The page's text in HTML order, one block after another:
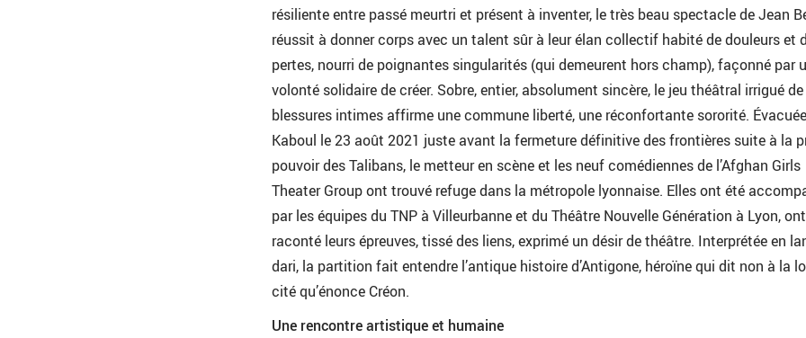
résiliente entre passé meurtri et présent à inventer, le très beau spectacle de Jean
réussit à donner corps avec un talent sûr à leur élan collectif habité de douleurs et
pertes, nourri de poignantes singularités (qui demeurent hors champ), façonné par
volonté solidaire de créer. Sobre, entier, absolument sincère, le jeu théâtral irrigué de
blessures intimes affirme une commune liberté, une réconfortante sororité.
Kaboul le 23 août 2021 juste avant la fermeture définitive des frontières suite à la
pouvoir des Talibans, le metteur en scène et les neuf comédiennes de l’Afghan Girls
Theater Group ont trouvé refuge dans la métropole lyonnaise. Elles ont été
par les équipes du TNP à Villeurbanne et du Théâtre Nouvelle Génération à Lyon, ont
raconté leurs épreuves, tissé des liens, exprimé un désir de théâtre. Interprétée en
dari, la partition fait entendre l’antique histoire d’Antigone, héroïne qui dit non à la
cité qu’énonce Créon.
Une rencontre artistique et humaine